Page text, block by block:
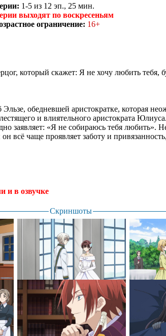
1-5 из 12 эп., 25 мин.
выходят по воскресеньям
ограничение: 16+
который скажет: Я не хочу любить тебя,
обедневшей аристократке, которая
и влиятельного аристократа
заявляет: «Я не собираюсь тебя любить».
всё чаще проявляет заботу и
и в озвучке
Скриншоты